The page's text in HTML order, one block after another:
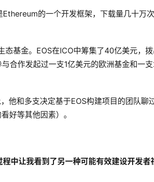
的一个开发框架，下载量几十万次
基金。EOS在ICO中筹集了40亿美元，
合作发起过一支1亿美元的欧洲基金和一
他和多支决定基于EOS构建项目的团队聊过
好等其他因素）。
程中让我看到了另一种可能有效建设开发者